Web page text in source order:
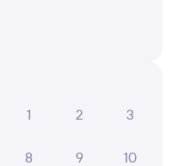
"Салюс"
1
2 3
8 9 10